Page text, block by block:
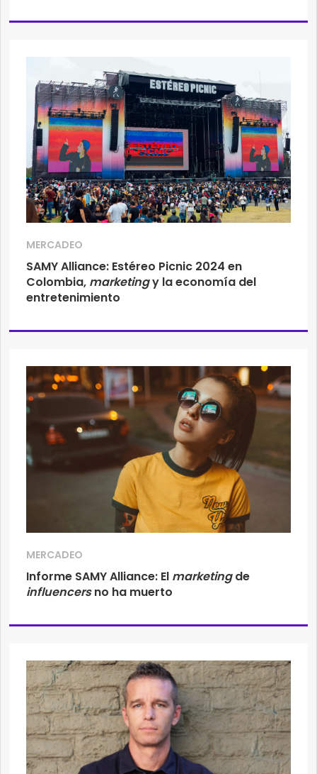
MERCADEO
SAMY Alliance: Estéreo Picnic 2024 en
Colombia, marketingy la economía del
entretenimiento
MERCADEO
Informe SAMY Alliance: El marketingde
influencersno ha muerto